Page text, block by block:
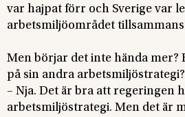
var hajpat förr och Sverige var
arbetsmiljöområdet
Men börjar det inte hända mer?
på sin andra arbetsmiljöstrategi?
– Nja. Det är bra att regeringen
arbetsmiljöstrategi. Men det är